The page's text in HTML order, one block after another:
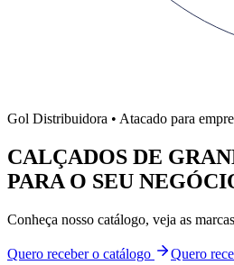
Gol Distribuidora • Atacado para
CALÇADOS DE
PARA O SEU
Conheça nosso catálogo, veja as
Quero receber o catálogo
Quero